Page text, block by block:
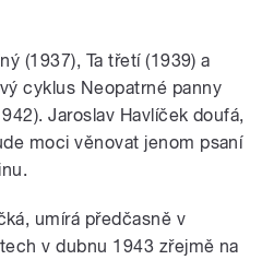
(1937), Ta třetí (1939) a
cyklus Neopatrné panny
Jaroslav Havlíček doufá,
moci věnovat jenom psaní
umírá předčasně v
v dubnu 1943 zřejmě na